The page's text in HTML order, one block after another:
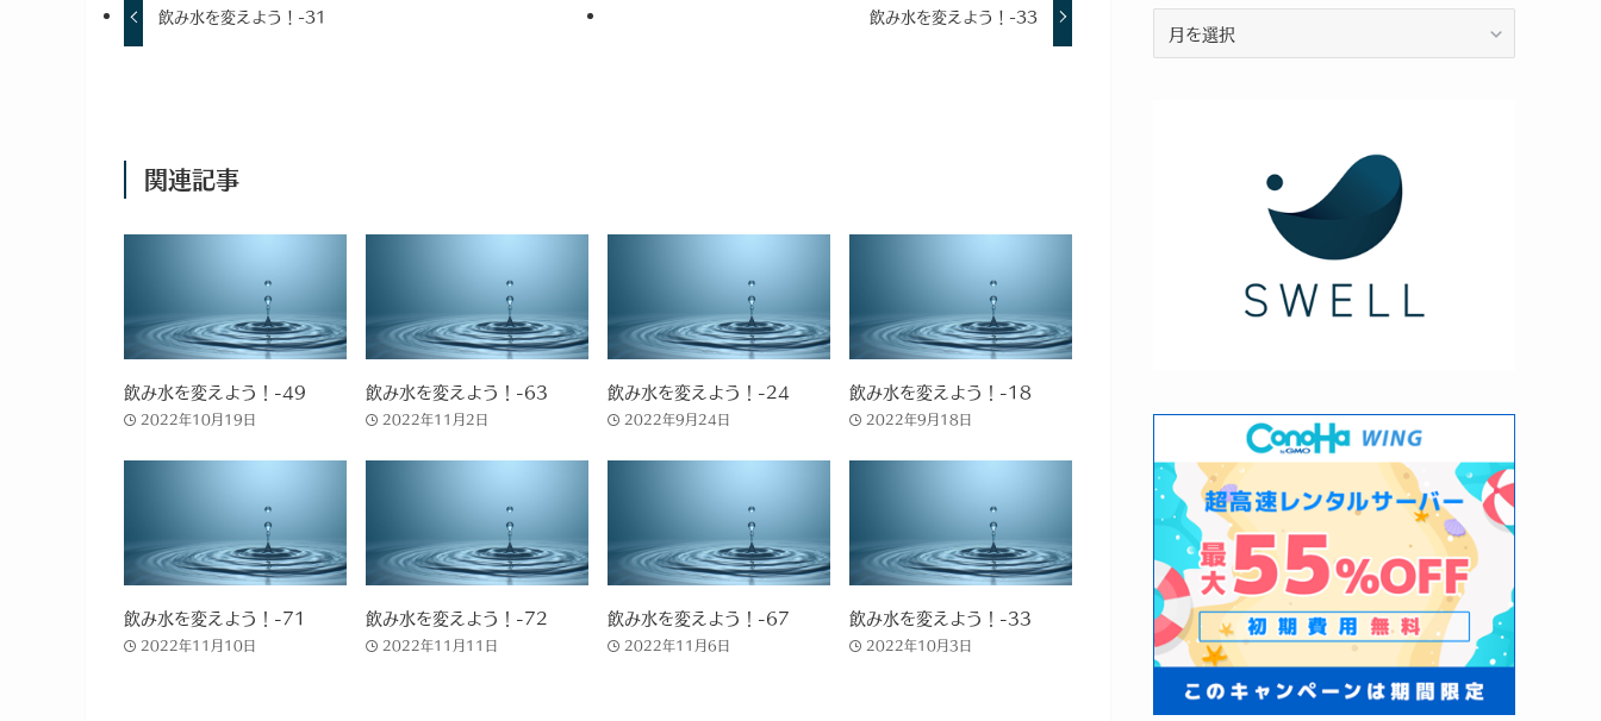
飲み水を変えよう！-31 飲み水を変えよう！-33
関連記事
飲み水を変えよう！-49
2022年10月19日
飲み水を変えよう！-63
2022年11月2日
飲み水を変えよう！-24
2022年9月24日
飲み水を変えよう！-18
2022年9月18日
飲み水を変えよう！-71
2022年11月10日
飲み水を変えよう！-72
2022年11月11日
飲み水を変えよう！-67
2022年11月6日
飲み水を変えよう！-33
2022年10月3日